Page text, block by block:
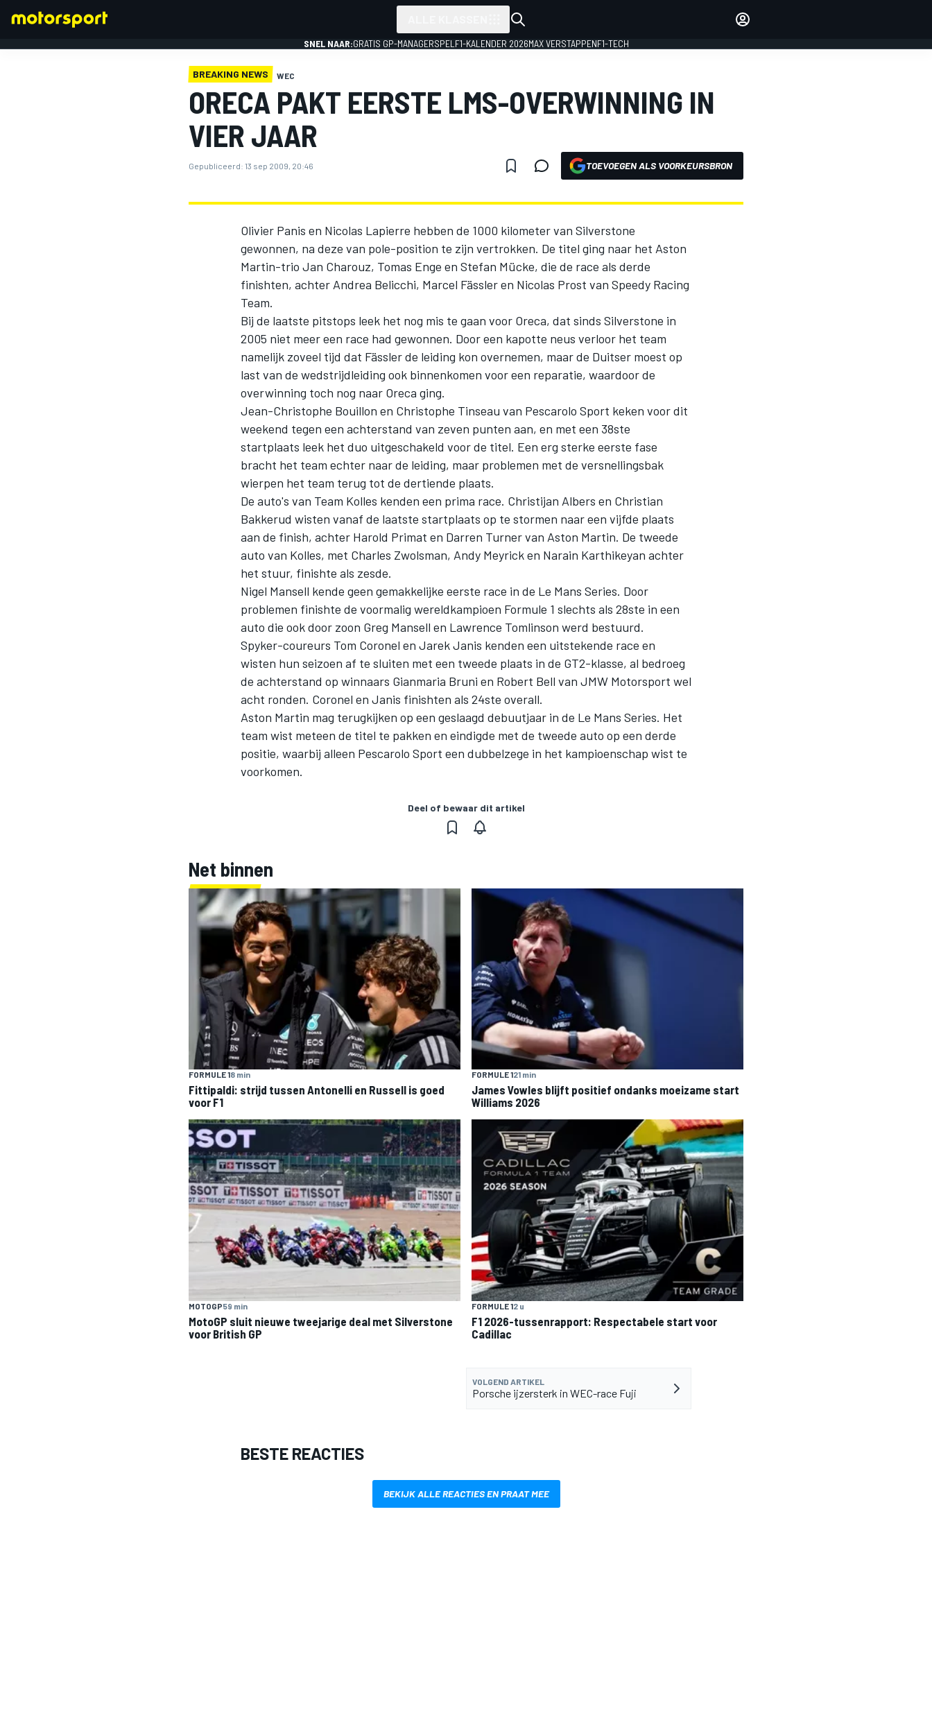
DTM
SNEL NAAR:GRATIS GP-MANAGERSPEL F1-KALENDER 2026MAX VERSTAPPENF1-TECH
BREAKING NEWS WEC
ORECA PAKT EERSTE LMS-OVERWINNING IN
VIER JAAR
Gepubliceerd: 13 sep 2009, 20:46 TOEVOEGEN ALS VOORKEURSBRON
Olivier Panis en Nicolas Lapierre hebben de 1000 kilometer van Silverstone
gewonnen, na deze van pole-position te zijn vertrokken. De titel ging naar het Aston
Martin-trio Jan Charouz, Tomas Enge en Stefan Mücke, die de race als derde
finishten, achter Andrea Belicchi, Marcel Fässler en Nicolas Prost van Speedy Racing
Team.
Bij de laatste pitstops leek het nog mis te gaan voor Oreca, dat sinds Silverstone in
2005 niet meer een race had gewonnen. Door een kapotte neus verloor het team
namelijk zoveel tijd dat Fässler de leiding kon overnemen, maar de Duitser moest op
last van de wedstrijdleiding ook binnenkomen voor een reparatie, waardoor de
overwinning toch nog naar Oreca ging.
Jean-Christophe Bouillon en Christophe Tinseau van Pescarolo Sport keken voor dit
weekend tegen een achterstand van zeven punten aan, en met een 38ste
startplaats leek het duo uitgeschakeld voor de titel. Een erg sterke eerste fase
bracht het team echter naar de leiding, maar problemen met de versnellingsbak
wierpen het team terug tot de dertiende plaats.
De auto's van Team Kolles kenden een prima race. Christijan Albers en Christian
Bakkerud wisten vanaf de laatste startplaats op te stormen naar een vijfde plaats
aan de finish, achter Harold Primat en Darren Turner van Aston Martin. De tweede
auto van Kolles, met Charles Zwolsman, Andy Meyrick en Narain Karthikeyan achter
het stuur, finishte als zesde.
Nigel Mansell kende geen gemakkelijke eerste race in de Le Mans Series. Door
problemen finishte de voormalig wereldkampioen Formule 1 slechts als 28ste in een
auto die ook door zoon Greg Mansell en Lawrence Tomlinson werd bestuurd.
Spyker-coureurs Tom Coronel en Jarek Janis kenden een uitstekende race en
wisten hun seizoen af te sluiten met een tweede plaats in de GT2-klasse, al bedroeg
de achterstand op winnaars Gianmaria Bruni en Robert Bell van JMW Motorsport wel
acht ronden. Coronel en Janis finishten als 24ste overall.
Aston Martin mag terugkijken op een geslaagd debuutjaar in de Le Mans Series. Het
team wist meteen de titel te pakken en eindigde met de tweede auto op een derde
positie, waarbij alleen Pescarolo Sport een dubbelzege in het kampioenschap wist te
voorkomen.
Deel of bewaar dit artikel
Net binnen
FORMULE 18 min
Fittipaldi: strijd tussen Antonelli en Russell is goed
voor F1
FORMULE 121 min
James Vowles blijft positief ondanks moeizame start
Williams 2026
MOTOGP59 min
MotoGP sluit nieuwe tweejarige deal met Silverstone
voor British GP
FORMULE 12 u
F1 2026-tussenrapport: Respectabele start voor
Cadillac
VOLGEND ARTIKEL
Porsche ijzersterk in WEC-race Fuji
BESTE REACTIES
BEKIJK ALLE REACTIES EN PRAAT MEE